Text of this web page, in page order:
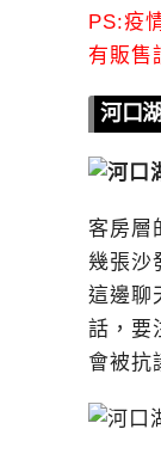
PS:疫
有販售
河口
客房層
幾張沙
這邊聊
話，要
會被抗